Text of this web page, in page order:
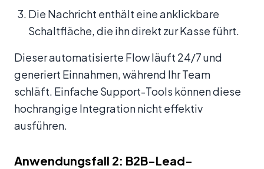
Die Nachricht enthält eine anklickbare
Schaltfläche, die ihn direkt zur Kasse führt.
Dieser automatisierte Flow läuft 24/7 und
generiert Einnahmen, während Ihr Team
schläft. Einfache Support-Tools können diese
hochrangige Integration nicht effektiv
ausführen.
Anwendungsfall 2: B2B-Lead-